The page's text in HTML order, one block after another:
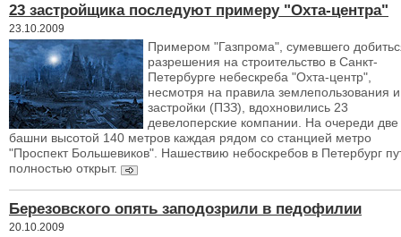
23 застройщика последуют примеру "Охта-центра"
23.10.2009
Примером "Газпрома", сумевшего
разрешения на строительство в Санкт-
Петербурге небескреба "Охта-центр",
несмотря на правила землепользования и
застройки (ПЗЗ), вдохновились 23
девелоперские компании. На очереди две
башни высотой 140 метров каждая рядом со станцией метро
"Проспект Большевиков". Нашествию небоскребов в Петербург
полностью открыт.
Березовского опять заподозрили в педофилии
20.10.2009